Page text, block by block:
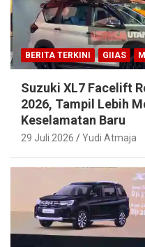
BERITA TERKINI GIIAS
Suzuki XL7 Facelift
2026, Tampil Lebih
Keselamatan Baru
29 Juli 2026 Yudi Atmaja